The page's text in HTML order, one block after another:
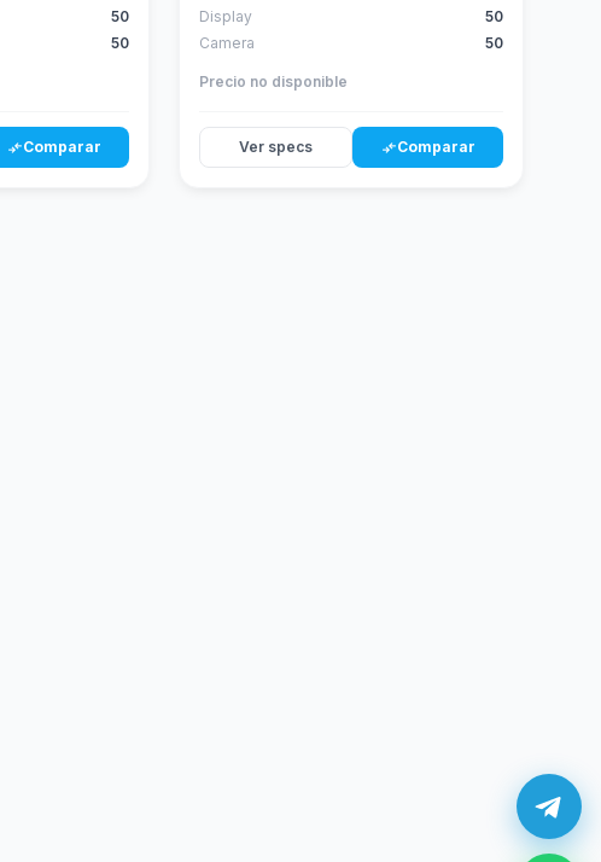
50
50
compare_arrowsComparar
Display
50
Camera
50
Precio no disponible
Ver specs compare_arrowsComparar